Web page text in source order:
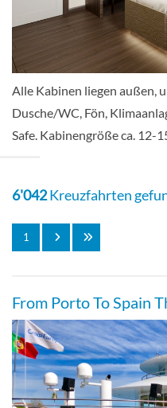
Zweibett-[C]
Aussenkabine
Zweibett-[E]
Alle Kabinen liegen außen,
Dusche/WC, Fön,
Safe. Kabinengröße ca. 12-
6'042Kreuzfahrten
1
From Porto To Spain